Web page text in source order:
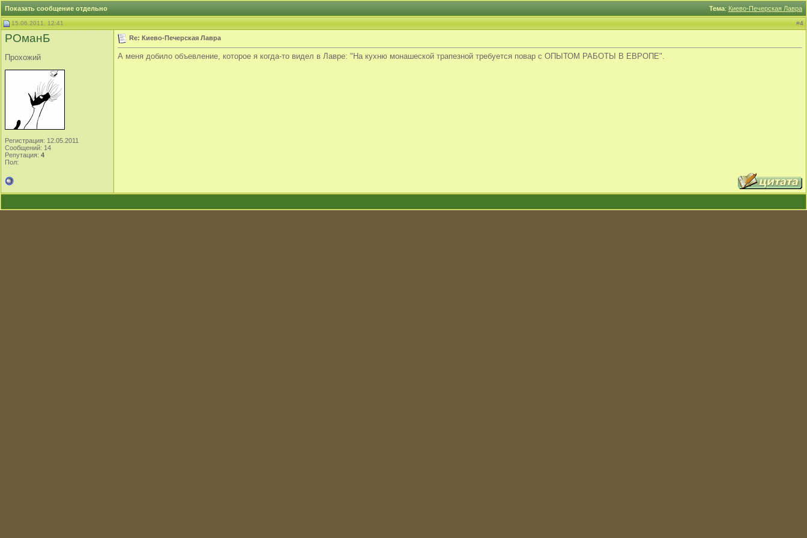
Тема: Киево-Печерская Лавра
Показать сообщение отдельно
15.06.2011, 12:41 #4
РОманБ
Прохожий
Регистрация: 12.05.2011
Сообщений: 14
Репутация: 4
Пол:
Re: Киево-Печерская Лавра
А меня добило объевление, которое я когда-то видел в Лавре: "На кухню монашеской трапезной требуется повар с ОПЫТОМ РАБОТЫ В ЕВРОПЕ".